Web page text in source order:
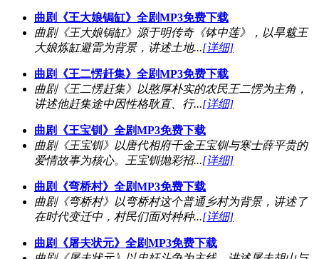
曲剧《王大娘锔缸》全剧MP3免费下载
曲剧《王大娘锔缸》源于明传奇《钵中莲》，以旱魃王
大娘炼缸避雷为背景，讲述土地...[详细]
曲剧《王二愣赶集》全剧MP3免费下载
曲剧《王二愣赶集》以憨厚朴实的农民王二愣为主角，
讲述他赶集途中因性格耿直、行...[详细]
曲剧《王宝钏》全剧MP3免费下载
曲剧《王宝钏》以唐代相府千金王宝钏与寒士薛平贵的
爱情故事为核心。王宝钏抛彩招...[详细]
曲剧《弯桥村》全剧MP3免费下载
曲剧《弯桥村》以弯桥村这个普通乡村为背景，讲述了
在时代变迁中，村民们面对种种...[详细]
曲剧《屠夫状元》全剧MP3免费下载